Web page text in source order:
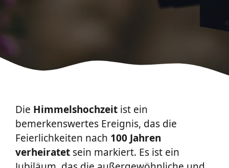
Die Himmelshochzeit ist ein
bemerkenswertes Ereignis, das die
Feierlichkeiten nach 100 Jahren
verheiratet sein markiert. Es ist ein